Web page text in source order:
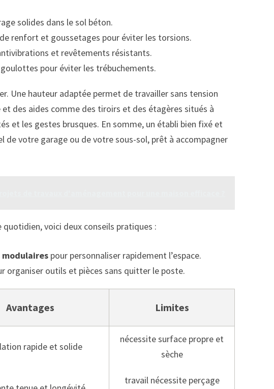
solides dans le sol béton.
renfort et goussetages pour éviter les torsions.
et revêtements résistants.
pour éviter les trébuchements.
Une hauteur adaptée permet de travailler sans tension
des aides comme des tiroirs et des étagères situés à
et les gestes brusques. En somme, un établi bien fixé et
de votre garage ou de votre sous-sol, prêt à accompagner
voici deux conseils pratiques :
pour personnaliser rapidement l’espace.
organiser outils et pièces sans quitter le poste.
Avantages Limites
rapide et solide
nécessite surface propre et
sèche
travail nécessite perçage